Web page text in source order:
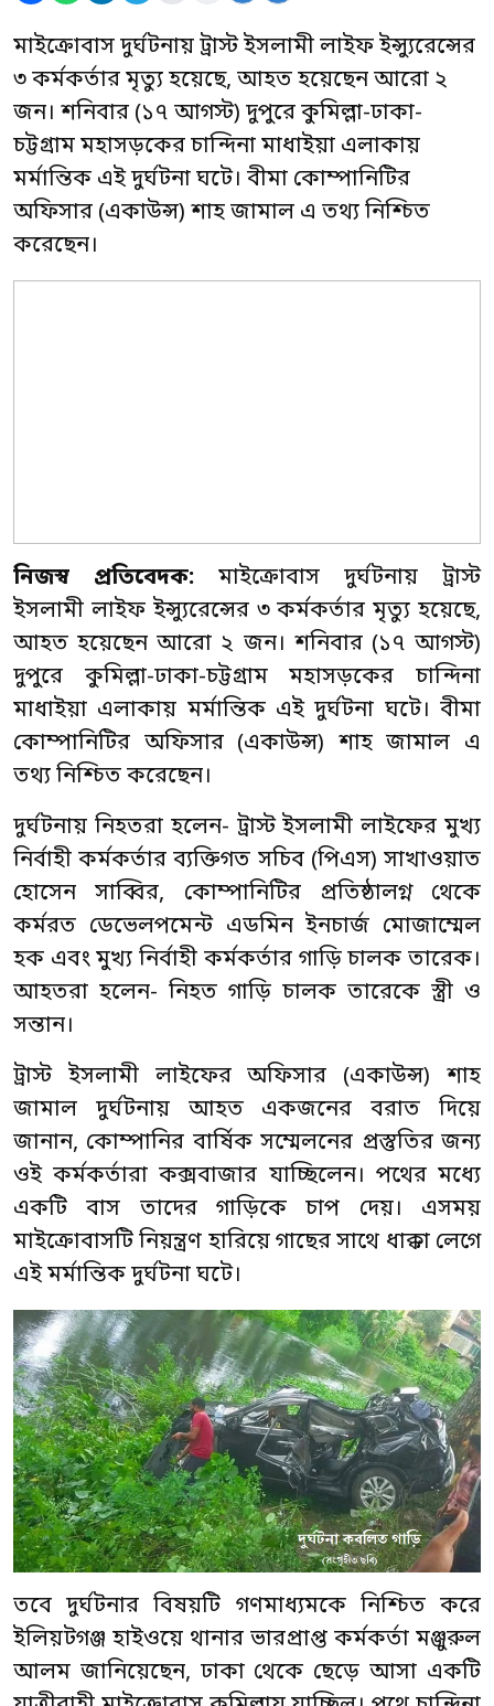
মাইক্রোবাস দুর্ঘটনায় ট্রাস্ট ইসলামী লাইফ ইন্স্যুরেন্সের
৩ কর্মকর্তার মৃত্যু হয়েছে, আহত হয়েছেন আরো ২
জন। শনিবার (১৭ আগস্ট) দুপুরে কুমিল্লা-ঢাকা-
চট্টগ্রাম মহাসড়কের চান্দিনা মাধাইয়া এলাকায়
মর্মান্তিক এই দুর্ঘটনা ঘটে। বীমা কোম্পানিটির
অফিসার (একাউন্স) শাহ জামাল এ তথ্য নিশ্চিত
করেছেন।
নিজস্ব প্রতিবেদক: মাইক্রোবাস দুর্ঘটনায় ট্রাস্ট
ইসলামী লাইফ ইন্স্যুরেন্সের ৩ কর্মকর্তার মৃত্যু হয়েছে,
আহত হয়েছেন আরো ২ জন। শনিবার (১৭ আগস্ট)
দুপুরে কুমিল্লা-ঢাকা-চট্টগ্রাম মহাসড়কের চান্দিনা
মাধাইয়া এলাকায় মর্মান্তিক এই দুর্ঘটনা ঘটে। বীমা
কোম্পানিটির অফিসার (একাউন্স) শাহ জামাল এ
তথ্য নিশ্চিত করেছেন।
দুর্ঘটনায় নিহতরা হলেন- ট্রাস্ট ইসলামী লাইফের মুখ্য
নির্বাহী কর্মকর্তার ব্যক্তিগত সচিব (পিএস) সাখাওয়াত
হোসেন সাব্বির, কোম্পানিটির প্রতিষ্ঠালগ্ন থেকে
কর্মরত ডেভেলপমেন্ট এডমিন ইনচার্জ মোজাম্মেল
হক এবং মুখ্য নির্বাহী কর্মকর্তার গাড়ি চালক তারেক।
আহতরা হলেন- নিহত গাড়ি চালক তারেকে স্ত্রী ও
সন্তান।
ট্রাস্ট ইসলামী লাইফের অফিসার (একাউন্স) শাহ
জামাল দুর্ঘটনায় আহত একজনের বরাত দিয়ে
জানান, কোম্পানির বার্ষিক সম্মেলনের প্রস্তুতির জন্য
ওই কর্মকর্তারা কক্সবাজার যাচ্ছিলেন। পথের মধ্যে
একটি বাস তাদের গাড়িকে চাপ দেয়। এসময়
মাইক্রোবাসটি নিয়ন্ত্রণ হারিয়ে গাছের সাথে ধাক্কা লেগে
এই মর্মান্তিক দুর্ঘটনা ঘটে।
তবে দুর্ঘটনার বিষয়টি গণমাধ্যমকে নিশ্চিত করে
ইলিয়টগঞ্জ হাইওয়ে থানার ভারপ্রাপ্ত কর্মকর্তা মঞ্জুরুল
আলম জানিয়েছেন, ঢাকা থেকে ছেড়ে আসা একটি